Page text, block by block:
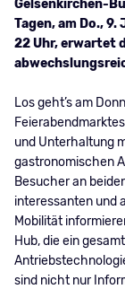
Gelsenkirchen-
Tagen, am Do., 9.
22 Uhr, erwartet
Los geht’s am
und Unterhaltung
gastronomischen
Besucher an
interessanten und
Mobilität
Hub, die ein
sind nicht nur